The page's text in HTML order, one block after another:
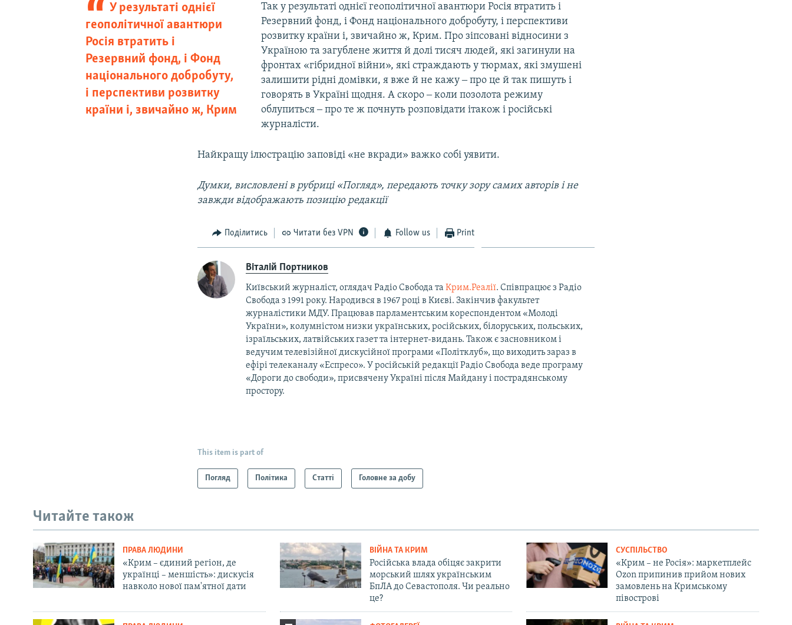
У результаті однієї
геополітичної авантюри
Росія втратить і
Резервний фонд, і Фонд
національного добробуту,
і перспективи розвитку
країни і, звичайно ж, Крим
Так у результаті однієї геополітичної авантюри Росія втратить і
Резервний фонд, і Фонд національного добробуту, і перспективи
розвитку країни і, звичайно ж, Крим. Про зіпсовані відносини з
Україною та загублене життя й долі тисяч людей, які загинули на
фронтах «гібридної війни», які страждають у тюрмах, які змушені
залишити рідні домівки, я вже й не кажу ‒ про це й так пишуть і
говорять в Україні щодня. А скоро ‒ коли позолота режиму
облупиться ‒ про те ж почнуть розповідати ітакож і російські
журналісти.
Найкращу ілюстрацію заповіді «не вкради» важко собі уявити.
Думки, висловлені в рубриці «Погляд», передають точку зору самих авторів і не
завжди відображають позицію редакції
Поділитись Читати без VPN Follow us Print
Віталій Портников
Київський журналіст, оглядач Радіо Свобода таКрим.Реалії. Співпрацює з Радіо
Свобода з 1991 року. Народився в 1967 році в Києві. Закінчив факультет
журналістики МДУ. Працював парламентським кореспондентом «Молоді
України», колумністом низки українських, російських, білоруських, польських,
ізраїльських, латвійських газет та інтернет-видань. Також є засновником і
ведучим телевізійної дискусійної програми «Політклуб», що виходить зараз в
ефірі телеканалу «Еспресо». У російській редакції Радіо Свобода веде програму
«Дороги до свободи», присвячену Україні після Майдану і пострадянському
простору.
This item is part of
Погляд Політика Статті Головне за добу
Читайте також
ПРАВА ЛЮДИНИ
«Крим – єдиний регіон, де
українці – меншість»: дискусія
навколо нової пам'ятної дати
ВІЙНА ТА КРИМ
Російська влада обіцяє закрити
морський шлях українським
БпЛА до Севастополя. Чи реально
це?
СУСПІЛЬСТВО
«Крим – не Росія»: маркетплейс
Ozon припинив прийом нових
замовлень на Кримському
півострові